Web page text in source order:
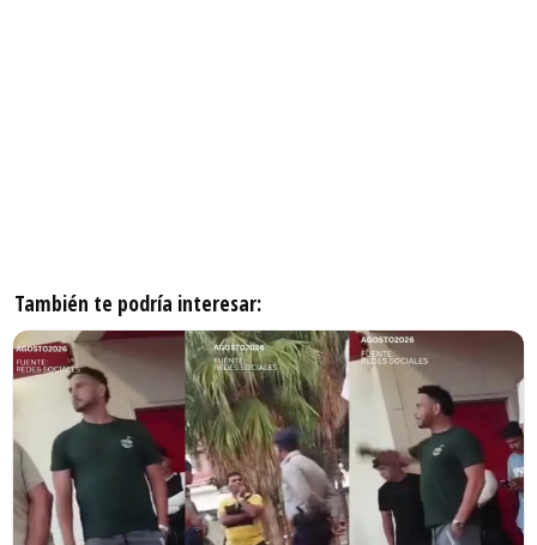
También te podría interesar: